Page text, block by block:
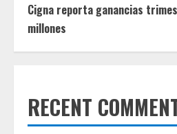
Cigna reporta ganancias
millones
RECENT